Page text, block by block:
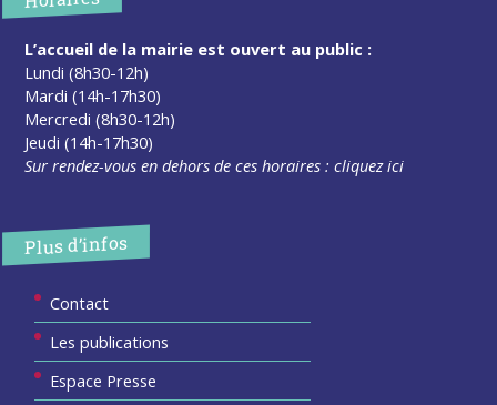
L’accueil de la mairie est ouvert au public :
Lundi (8h30-12h)
Mardi (14h-17h30)
Mercredi (8h30-12h)
Jeudi (14h-17h30)
Sur rendez-vous en dehors de ces horaires :cliquez ici
Plus d’infos
Contact
Les publications
Espace Presse